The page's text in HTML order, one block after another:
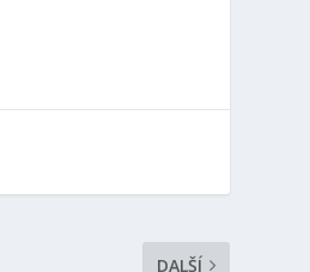
DALŠÍ